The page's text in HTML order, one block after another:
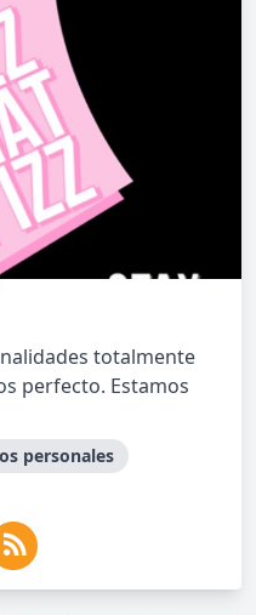
totalmente
perfecto. Estamos
personales